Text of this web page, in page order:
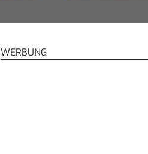
WERBUNG